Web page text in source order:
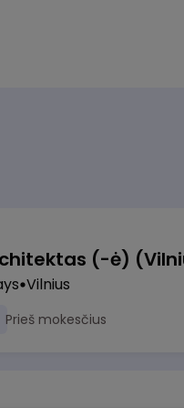
(-ė)
Vilnius
Prieš mokesčius